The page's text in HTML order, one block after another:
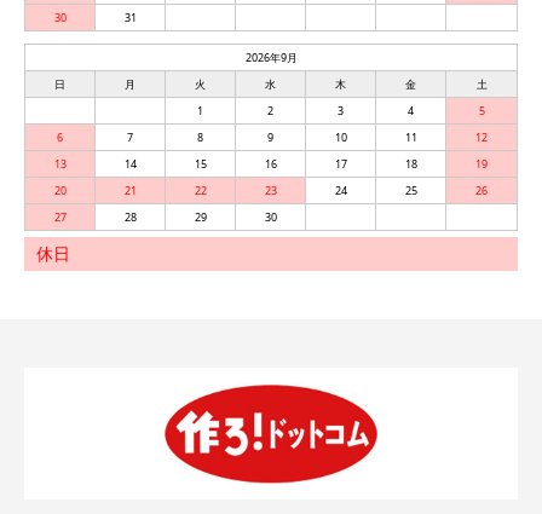
30
31
2026年9月
日
月 火 水 木 金
土
1
2 3 4
5
6
7 8 9 10 11
12
13
14 15 16 17 18
19
20
21 22 23 24 25
26
27
28 29 30
休日